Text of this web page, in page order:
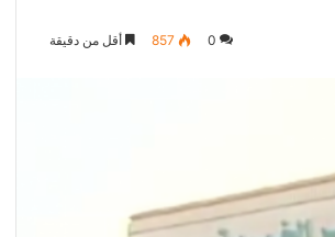
0
857 أقل من دقيقة